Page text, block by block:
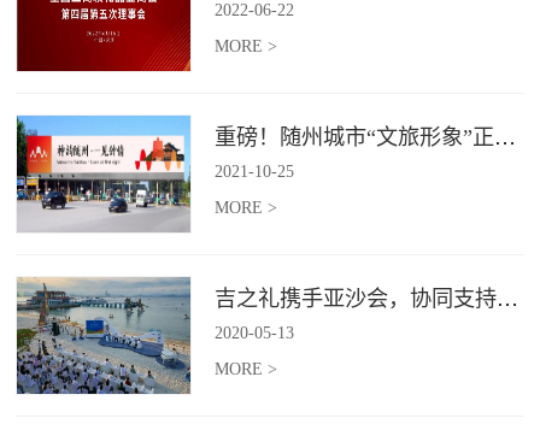
2022-06-22
MORE >
重磅！随州城市“文旅形象”正式发布！
2021-10-25
MORE >
吉之礼携手亚沙会，协同支持、共襄盛举
2020-05-13
MORE >